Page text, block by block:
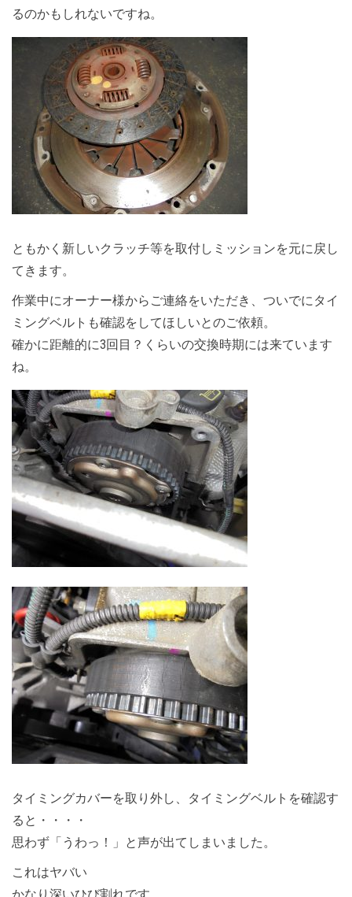
るのかもしれないですね。
ともかく新しいクラッチ等を取付しミッションを元に戻し
てきます。
作業中にオーナー様からご連絡をいただき、ついでにタイ
ミングベルトも確認をしてほしいとのご依頼。
確かに距離的に3回目？くらいの交換時期には来ています
ね。
タイミングカバーを取り外し、タイミングベルトを確認す
ると・・・・
思わず「うわっ！」と声が出てしまいました。
これはヤバい
かなり深いひび割れです